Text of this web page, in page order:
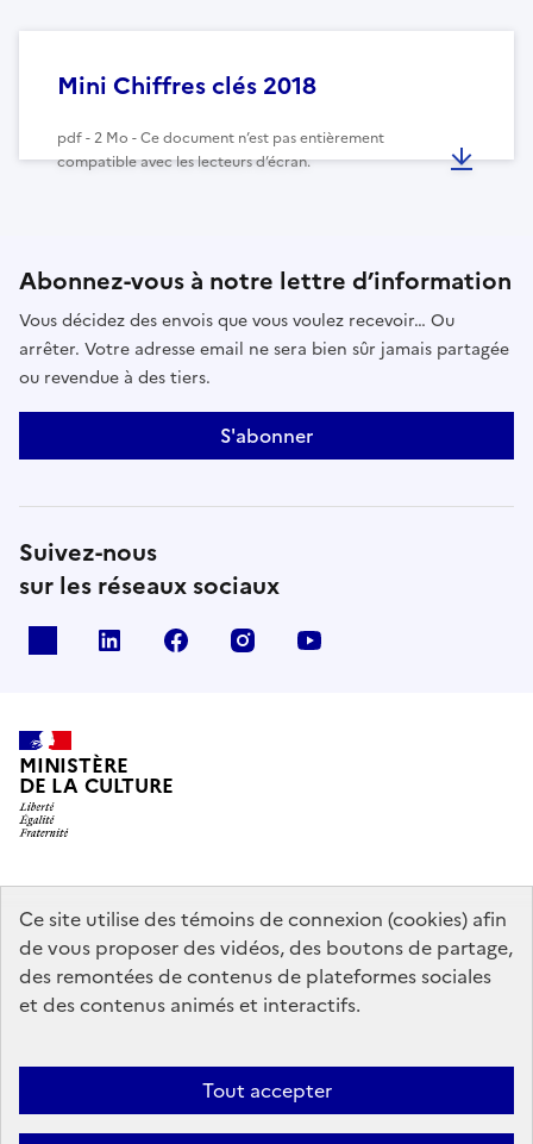
Ce site utilise des témoins de connexion (cookies) afin
de vous proposer des vidéos, des boutons de partage,
des remontées de contenus de plateformes sociales
et des contenus animés et interactifs.
Tout accepter
Mini Chiffres clés 2018
pdf - 2 Mo - Ce document n’est pas entièrement
compatible avec les lecteurs d’écran.
Abonnez-vous à notre lettre d’information
Vous décidez des envois que vous voulez recevoir… Ou
arrêter. Votre adresse email ne sera bien sûr jamais partagée
ou revendue à des tiers.
S'abonner
Suivez-nous
sur les réseaux sociaux
linkedin facebook instagram
MINISTÈRE
DE LA CULTURE
data.gouv.fr legifrance.gouv.fr
info.gouv.fr
service-public.gouv.fr
Mentions légales Accessibilité : partiellement conforme
Politique
d’utilisation des témoins de connexion (cookies)